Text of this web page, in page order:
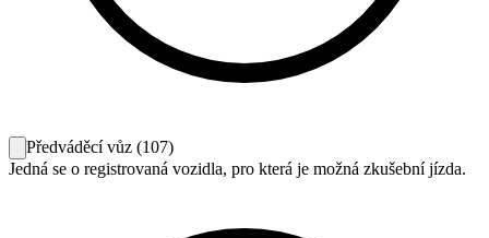
Předváděcí vůz (107)
Jedná se o registrovaná vozidla, pro která je možná zkušební jízda.